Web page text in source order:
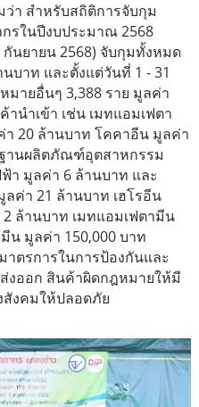
ว่า สำหรับสถิติการจับกุม
รในปีงบประมาณ 2568
นยายน 2568) จับกุมทั้งหมด
บาท และตั้งแต่วันที่ 1 - 31
ายอื่นๆ 3,388 ราย มูลค่า
นำเข้า เช่น เมทแอมเฟตา
20 ล้านบาท โคคาอีน มูลค่า
านผลิตภัณฑ์อุตสาหกรรม
า มูลค่า 6 ล้านบาท และ
ค่า 21 ล้านบาท เฮโรอีน
ล้านบาท เมทแอมเฟตามีน
น มูลค่า 150,000 บาท
ตรการในการป้องกันและ
งออก สินค้าผิดกฎหมายให้มี
งคมให้ปลอดภัย